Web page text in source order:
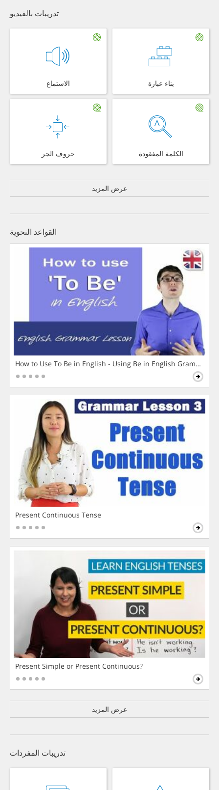
تدريبات بالفيديو
الاستماع بناء عبارة
حروف الجر الكلمة المفقودة
عرض المزيد
القواعد النحوية
How to Use To Be in English - Using Be in English Grammar
Present Continuous Tense
Present Simple or Present Continuous?
عرض المزيد
تدريبات المفردات